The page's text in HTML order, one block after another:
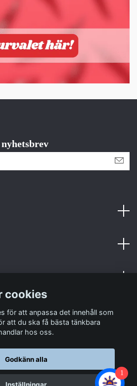
© 2026 Sulit Trading
cookies
för att anpassa det innehåll som
att du ska få bästa tänkbara
hos oss.
Godkänn alla
1